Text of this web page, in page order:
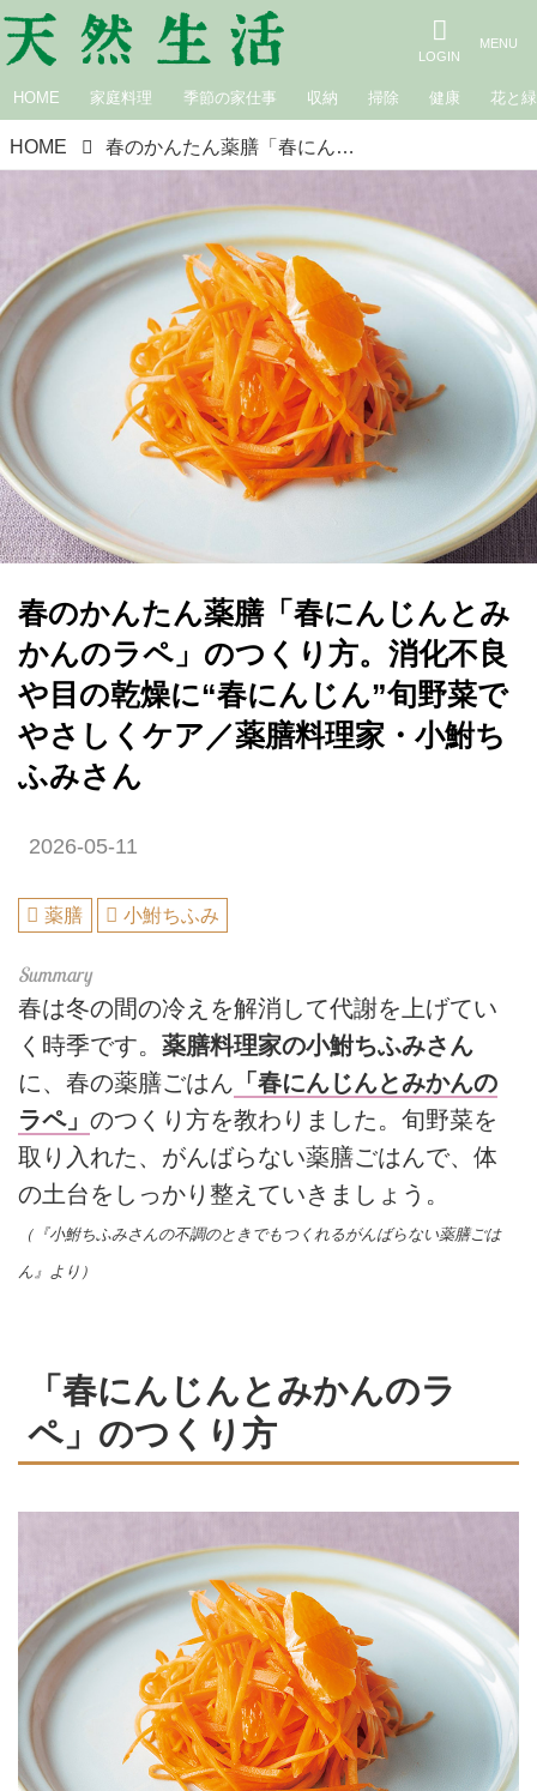
HOME 家庭料理 季節の家仕事 収納 掃除 健康 花と緑
HOME 春のかんたん薬膳「春にんじんとみかんのラペ」のつくり方。消化不良や目の乾燥に“春にんじん”旬野菜でやさしくケア／薬膳料理家・小鮒ちふみさん
春のかんたん薬膳「春にんじんとみ
かんのラペ」のつくり方。消化不良
や目の乾燥に“春にんじん”旬野菜で
やさしくケア／薬膳料理家・小鮒ち
ふみさん
2026-05-11
薬膳 小鮒ちふみ
春は冬の間の冷えを解消して代謝を上げてい
く時季です。 薬膳料理家の小鮒ちふみさん
に、春の薬膳ごはん 「春にんじんとみかんの
ラペ」 のつくり方を教わりました。旬野菜を
取り入れた、がんばらない薬膳ごはんで、体
の土台をしっかり整えていきましょう。
（『小鮒ちふみさんの不調のときでもつくれるがんばらない薬膳ごは
ん』より）
「春にんじんとみかんのラ
ペ」のつくり方